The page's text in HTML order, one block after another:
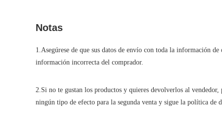
Notas
1.Asegúrese de que sus datos de envío con toda la información
información incorrecta del comprador.
2.Si no te gustan los productos y quieres devolverlos al
ningún tipo de efecto para la segunda venta y sigue la política